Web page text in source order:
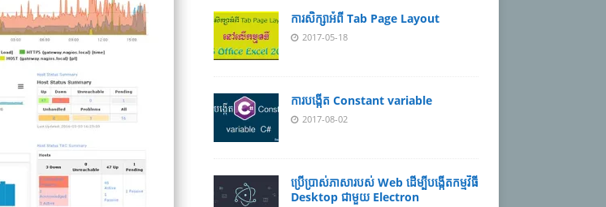
ការសិក្សាអំពី Tab Page Layout
2017-05-18
ការបង្កើត Constant variable
2017-08-02
ប្រើប្រាស់ភាសារបស់ Web ដើម្បីបង្កើតកម្មវិធី
Desktop ជាមួយ Electron